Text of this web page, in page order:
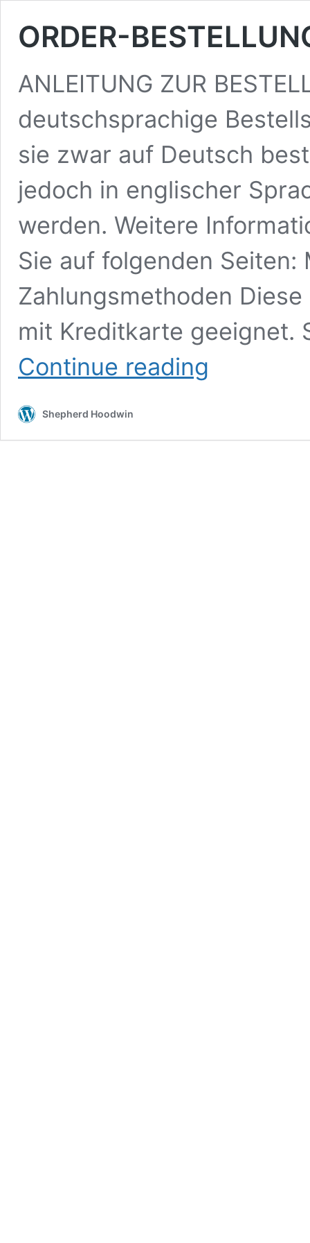
ORDER-
ANLEITUNG ZUR
deutschsprachige
sie zwar auf Deutsch
jedoch in englischer
werden. Weitere
Sie auf folgenden Seiten:
Zahlungsmethoden
mit Kreditkarte geeignet.
Continue reading
Shepherd Hoodwin